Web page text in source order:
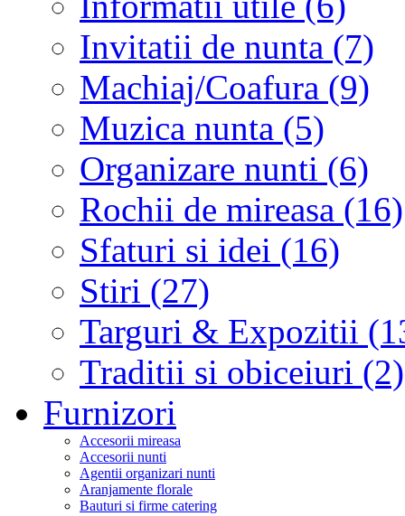
Invitatii de nunta (7)
Machiaj/Coafura (9)
Muzica nunta (5)
Organizare nunti (6)
Rochii de mireasa (16)
Sfaturi si idei (16)
Stiri (27)
Targuri & Expozitii
Traditii si obiceiuri (2)
Furnizori
Accesorii mireasa
Accesorii nunti
Agentii organizari nunti
Aranjamente florale
Bauturi si firme catering